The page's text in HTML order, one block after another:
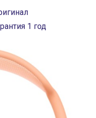
1 год